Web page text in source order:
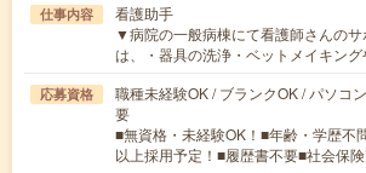
仕事内容
看護助手
▼病院の一般病棟にて看護師さんの
は、・器具の洗浄・ベットメイキン
応募資格
職種未経験OK / ブランクOK / パソコ
要
■無資格・未経験OK！■年齢・学歴不
以上採用予定！■履歴書不要■社会保